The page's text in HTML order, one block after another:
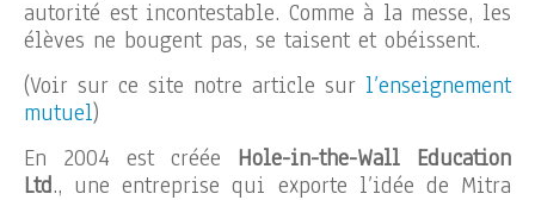
autorité est incontestable. Comme à la messe, les
élèves ne bougent pas, se taisent et obéissent.
(Voir sur ce site notre article sur l’enseignement
mutuel)
En 2004 est créée Hole-in-the-Wall Education
Ltd., une entreprise qui exporte l’idée de Mitra